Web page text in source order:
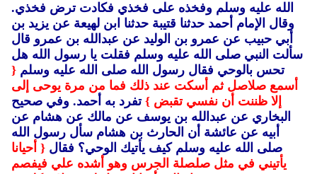
الله عليه وسلم وفخذه على فخذي فكادت ترض فخذي.
وقال الإمام أحمد حدثنا قتيبة حدثنا ابن لهيعة عن يزيد بن
أبي حبيب عن عمرو بن الوليد عن عبدالله بن عمرو قال
سألت النبي صلى الله عليه وسلم فقلت يا رسول الله هل
تحس بالوحي فقال رسول الله صلى الله عليه وسلم {
أسمع صلاصل ثم أسكت عند ذلك فما من مرة يوحى إلى
إلا ظننت أن نفسي تقبض } تفرد به أحمد. وفي صحيح
البخاري عن عبدالله بن يوسف عن مالك عن هشام عن
أبيه عن عائشة أن الحارث بن هشام سأل رسول الله
صلى الله عليه وسلم كيف يأتيك الوحي؟ فقال { أحيانا
يأتيني في مثل صلصلة الجرس وهو أشده علي فيفصم